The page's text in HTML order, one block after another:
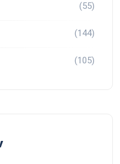
(55)
(144)
(105)